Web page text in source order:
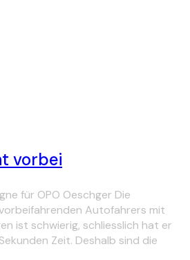
vorbei
für OPO Oeschger Die
Autofahrers mit
ist schwierig, schliesslich hat er
Zeit. Deshalb sind die